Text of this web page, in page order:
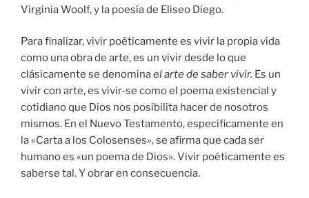
Virginia Woolf, y la poesía de Eliseo Diego.
Para finalizar, vivir poéticamente es vivir la propia vida
como una obra de arte, es un vivir desde lo que
clásicamente se denominael arte de saber vivir. Es un
vivir con arte, es vivir-se como el poema existencial y
cotidiano que Dios nos posibilita hacer de nosotros
mismos. En el Nuevo Testamento, específicamente en
la «Carta a los Colosenses», se afirma que cada ser
humano es «un poema de Dios». Vivir poéticamente es
saberse tal. Y obrar en consecuencia.